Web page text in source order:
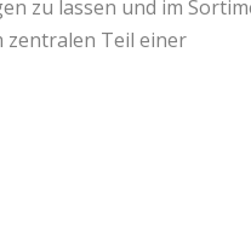
zu lassen und im
zentralen Teil einer